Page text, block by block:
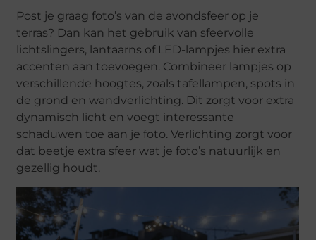
Post je graag foto’s van de avondsfeer op je
terras? Dan kan het gebruik van sfeervolle
lichtslingers, lantaarns of LED-lampjes hier extra
accenten aan toevoegen. Combineer lampjes op
verschillende hoogtes, zoals tafellampen, spots in
de grond en wandverlichting. Dit zorgt voor extra
dynamisch licht en voegt interessante
schaduwen toe aan je foto. Verlichting zorgt voor
dat beetje extra sfeer wat je foto’s natuurlijk en
gezellig houdt.